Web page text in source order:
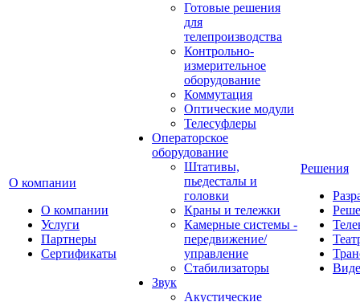
О компании
О компании
Услуги
Партнеры
Сертификаты
Готовые решения
для
телепроизводства
Контрольно-
измерительное
оборудование
Коммутация
Оптические модули
Телесуфлеры
Операторское
оборудование
Штативы,
пьедесталы и
головки
Краны и тележки
Камерные системы -
передвижение/
управление
Стабилизаторы
Звук
Акустические
Решения